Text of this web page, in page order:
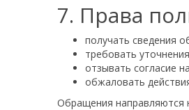
7. Права
получать сведения
требовать
отзывать согласие
обжаловать
Обращения направляются